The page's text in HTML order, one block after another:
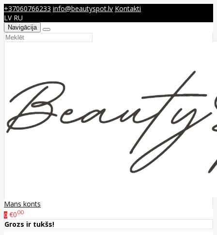
+37060766233 info@beautyspot.lv Kontakti
LV RU
Navigācija
Mans konts
0 €000
Grozs ir tukšs!